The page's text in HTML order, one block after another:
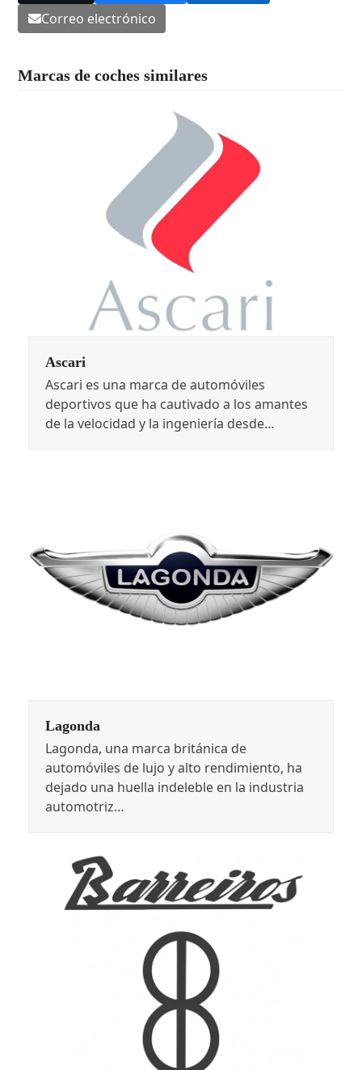
Correo electrónico
Marcas de coches similares
Ascari
Ascari es una marca de automóviles
deportivos que ha cautivado a los amantes
de la velocidad y la ingeniería desde…
Lagonda
Lagonda, una marca británica de
automóviles de lujo y alto rendimiento, ha
dejado una huella indeleble en la industria
automotriz…